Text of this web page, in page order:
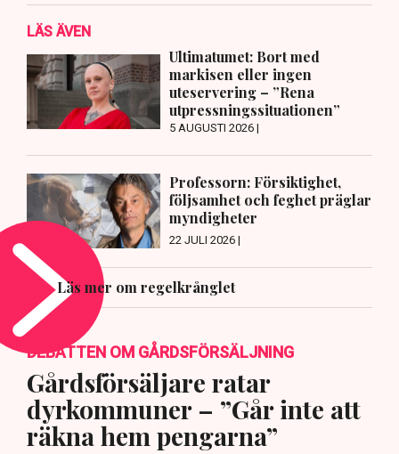
LÄS ÄVEN
Ultimatumet: Bort med
markisen eller ingen
uteservering – ”Rena
utpressningssituationen”
5 AUGUSTI 2026 |
Professorn: Försiktighet,
följsamhet och feghet präglar
myndigheter
22 JULI 2026 |
Läs mer om regelkrånglet
DEBATTEN OM GÅRDSFÖRSÄLJNING
Gårdsförsäljare ratar
dyrkommuner – ”Går inte att
räkna hem pengarna”